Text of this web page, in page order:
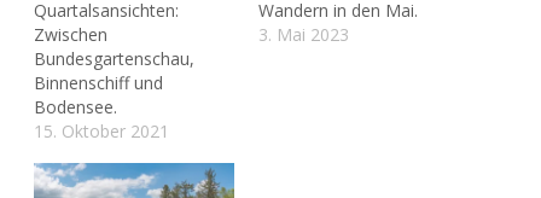
Quartalsansichten:
Zwischen
Bundesgartenschau,
Binnenschiff und
Bodensee.
15. Oktober 2021
Wandern in den Mai.
3. Mai 2023